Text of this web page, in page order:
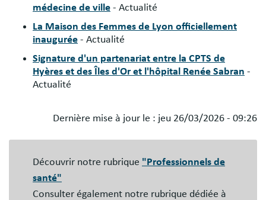
médecine de ville - Actualité
La Maison des Femmes de Lyon officiellement
inaugurée - Actualité
Signature d'un partenariat entre la CPTS de
Hyères et des Îles d'Or et l'hôpital Renée Sabran -
Actualité
Dernière mise à jour le : jeu 26/03/2026 - 09:26
Découvrir notre rubrique "Professionnels de
santé"
Consulter également notre rubrique dédiée à